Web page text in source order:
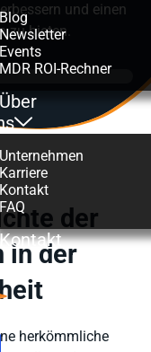
Blog
Newsletter
Events
MDR ROI-Rechner
Über
Unternehmen
Karriere
Kontakt
FAQ
Kontakt
und einen
zu bieten.
der
in der
herkömmliche